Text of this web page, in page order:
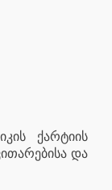
ქარტიის
და